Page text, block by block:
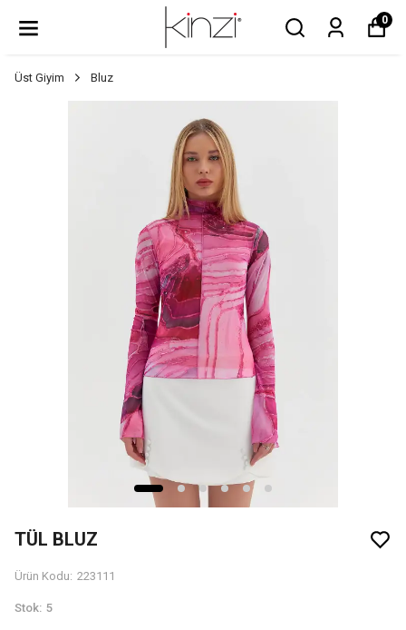
0
Üst Giyim Bluz
TÜL BLUZ
Ürün Kodu: 223111
Stok: 5